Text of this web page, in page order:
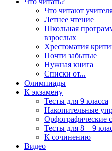
Что читают
Летнее чтение
Школьная
взрослых
Хрестоматия
Почти забытые
Нужная книга
Списки от...
Олимпиады
К экзамену
Тесты для 9 класса
Накопительные
Орфографические
Тесты для 8 – 9
К сочинению
Видео